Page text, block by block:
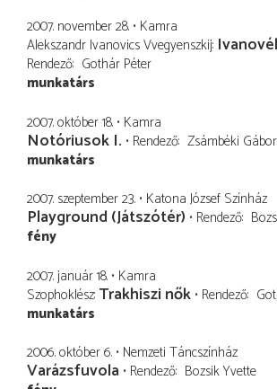
2007. november 28. Kamra
Alekszandr Ivanovics Vvegyenszkij
Rendező Gothár Péter
munkatárs
2007. október 18. Kamra
Notóriusok I. Rendező Zsámbéki Gábor
munkatárs
2007. szeptember 23. Katona József Színház
Playground (Játszótér) Rendező
fény
2007. január 18. Kamra
Szophoklész Trakhiszi nők Rendező
munkatárs
2006. október 6. Nemzeti Táncszínház
Varázsfuvola Rendező Bozsik Yvette